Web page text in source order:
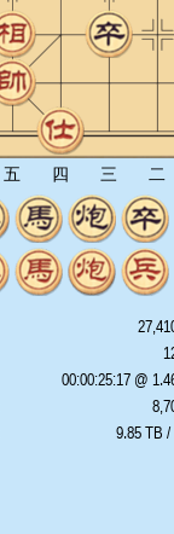
五 四 三 二
00:00:25:17 @
9.85 TB